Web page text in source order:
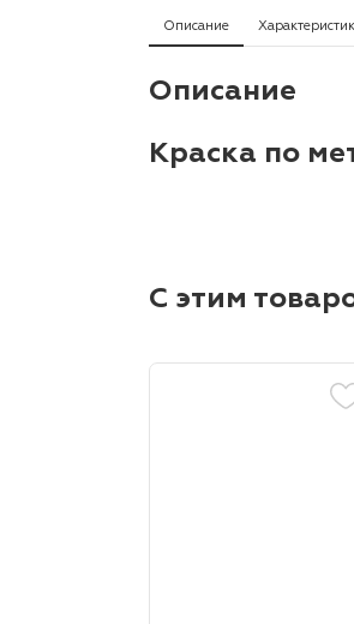
Описание
Описание
Краска по
С этим